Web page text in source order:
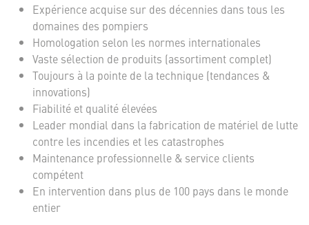
Expérience acquise sur des décennies dans tous les
domaines des pompiers
Homologation selon les normes internationales
Vaste sélection de produits (assortiment complet)
Toujours à la pointe de la technique (tendances &
innovations)
Fiabilité et qualité élevées
Leader mondial dans la fabrication de matériel de lutte
contre les incendies et les catastrophes
Maintenance professionnelle & service clients
compétent
En intervention dans plus de 100 pays dans le monde
entier